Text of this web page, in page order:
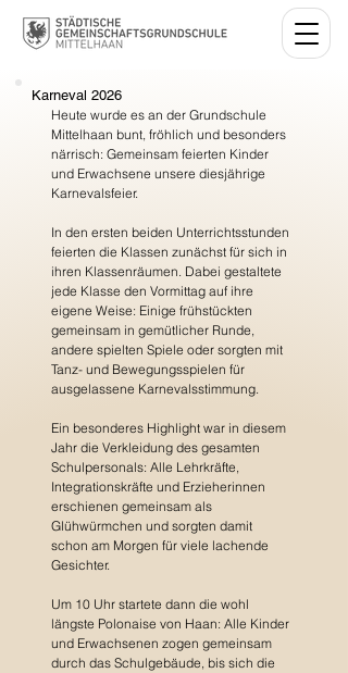
Karneval 2026
Heute wurde es an der Grundschule
Mittelhaan bunt, fröhlich und besonders
närrisch: Gemeinsam feierten Kinder
und Erwachsene unsere diesjährige
Karnevalsfeier.
In den ersten beiden Unterrichtsstunden
feierten die Klassen zunächst für sich in
ihren Klassenräumen. Dabei gestaltete
jede Klasse den Vormittag auf ihre
eigene Weise: Einige frühstückten
gemeinsam in gemütlicher Runde,
andere spielten Spiele oder sorgten mit
Tanz- und Bewegungsspielen für
ausgelassene Karnevalsstimmung.
Ein besonderes Highlight war in diesem
Jahr die Verkleidung des gesamten
Schulpersonals: Alle Lehrkräfte,
Integrationskräfte und Erzieherinnen
erschienen gemeinsam als
Glühwürmchen und sorgten damit
schon am Morgen für viele lachende
Gesichter.
Um 10 Uhr startete dann die wohl
längste Polonaise von Haan: Alle Kinder
und Erwachsenen zogen gemeinsam
durch das Schulgebäude, bis sich die